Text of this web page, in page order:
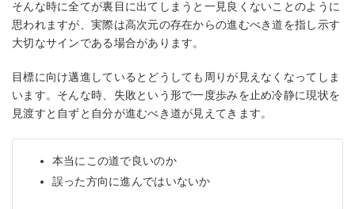
そんな時に全てが裏目に出てしまうと一見良くないことのように
思われますが、実際は高次元の存在からの進むべき道を指し示す
大切なサインである場合があります。
目標に向け邁進しているとどうしても周りが見えなくなってしま
います。そんな時、失敗という形で一度歩みを止め冷静に現状を
見渡すと自ずと自分が進むべき道が見えてきます。
本当にこの道で良いのか
誤った方向に進んではいないか